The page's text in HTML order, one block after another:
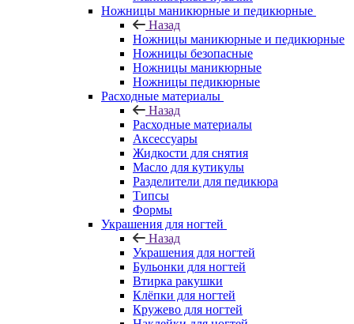
Ножницы маникюрные и педикюрные
Назад
Ножницы маникюрные и педикюрные
Ножницы безопасные
Ножницы маникюрные
Ножницы педикюрные
Расходные материалы
Назад
Расходные материалы
Аксессуары
Жидкости для снятия
Масло для кутикулы
Разделители для педикюра
Типсы
Формы
Украшения для ногтей
Назад
Украшения для ногтей
Бульонки для ногтей
Втирка ракушки
Клёпки для ногтей
Кружево для ногтей